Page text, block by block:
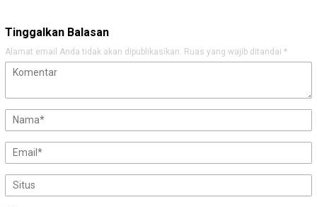
Tinggalkan Balasan
Alamat email Anda tidak akan dipublikasikan. Ruas yang wajib ditandai *